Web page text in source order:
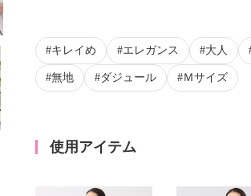
キレイめ エレガンス 大人
無地 ダジュール Ｍサイズ
使用アイテム